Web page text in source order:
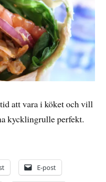
att vara i köket och vill
kycklingrulle perfekt.
E-post